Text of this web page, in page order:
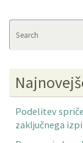
Podelitev
zaključnega